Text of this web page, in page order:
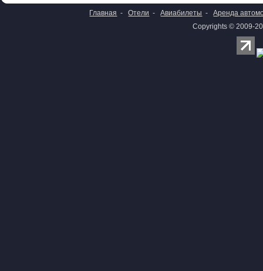
Главная - Отели - Авиабилеты -
Аренда
Copyrights © 2009-